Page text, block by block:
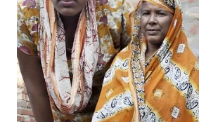
WN
KUNINGAN
WN
MAJALENGKA
WN